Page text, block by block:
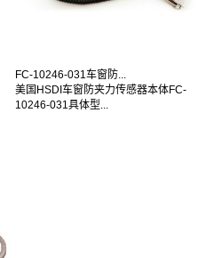
FC-10246-031车窗防...
美国HSDI车窗防夹力传感器本体FC-
10246-031具体型...